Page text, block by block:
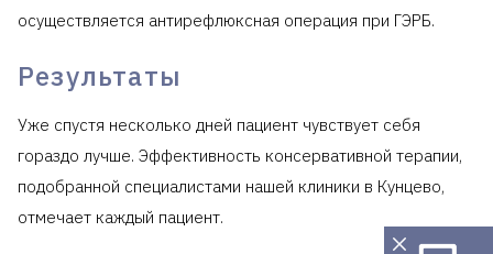
осуществляется антирефлюксная операция при ГЭРБ.
Результаты
Уже спустя несколько дней пациент чувствует себя
гораздо лучше. Эффективность консервативной терапии,
подобранной специалистами нашей клиники в Кунцево,
отмечает каждый пациент.